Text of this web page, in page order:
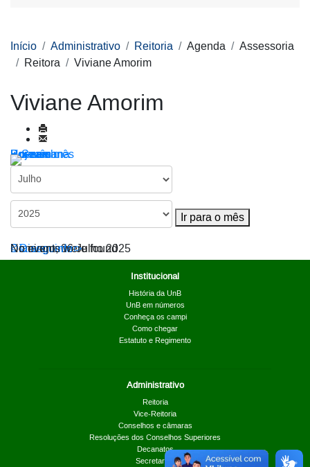
Início Administrativo Reitoria Agenda
Assessoria
Reitora
Viviane Amorim
Viviane Amorim
Por ano
Por mês
Por semana
Hoje
Ir para o mês
Ir para o mês
< Dia anterior
Domingo, 06 Julho 2025
Dia seguinte >
No events were found
Institucional
História da UnB
UnB em números
Conheça os campi
Como chegar
Estatuto e Regimento
Administrativo
Reitoria
Vice-Reitoria
Conselhos e câmaras
Resoluções dos Conselhos Superiores
Decanatos
Secretarias